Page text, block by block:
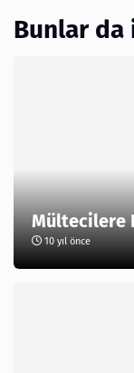
Bunlar
Mültecilere
10 yıl önce